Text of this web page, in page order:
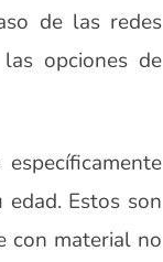
de las redes
opciones de
Estos son
con material no